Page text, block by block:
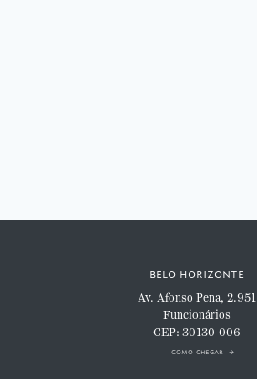
belo horizonte
Av. Afonso Pena, 2.951
Funcionários
CEP: 30130-006
como chegar